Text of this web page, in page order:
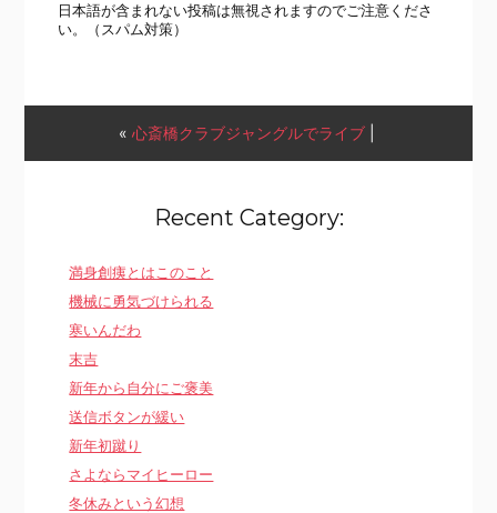
日本語が含まれない投稿は無視されますのでご注意くださ
い。（スパム対策）
« 心斎橋クラブジャングルでライブ|
Recent Category:
満身創痍とはこのこと
機械に勇気づけられる
寒いんだわ
末吉
新年から自分にご褒美
送信ボタンが緩い
新年初蹴り
さよならマイヒーロー
冬休みという幻想